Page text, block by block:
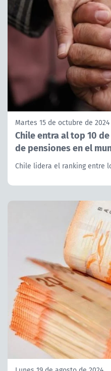
Martes 15 de octubre de 2024
Chile entra al top 10
de pensiones en el
Chile lidera el ranking entre